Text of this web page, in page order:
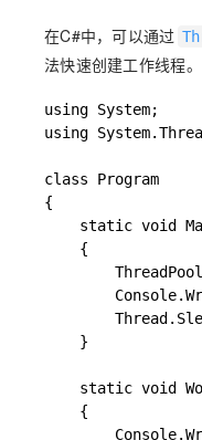
在C#中，可以通过
法快速创建工作线程
using System;
using
class Program
{
static void
{
}
static void
{